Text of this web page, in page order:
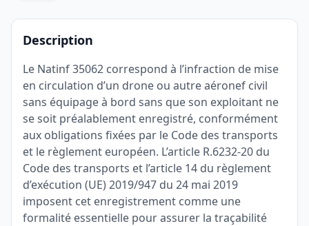
Description
Le Natinf 35062 correspond à l’infraction de mise
en circulation d’un drone ou autre aéronef civil
sans équipage à bord sans que son exploitant ne
se soit préalablement enregistré, conformément
aux obligations fixées par le Code des transports
et le règlement européen. L’article R.6232-20 du
Code des transports et l’article 14 du règlement
d’exécution (UE) 2019/947 du 24 mai 2019
imposent cet enregistrement comme une
formalité essentielle pour assurer la traçabilité